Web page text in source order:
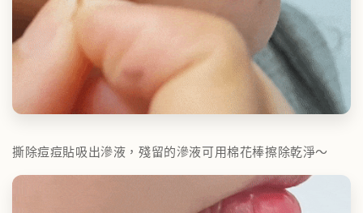
撕除痘痘貼吸出滲液，殘留的滲液可用棉花棒擦除乾淨～